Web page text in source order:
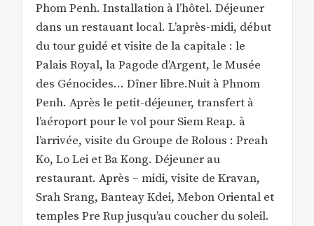
Phom Penh. Installation à l’hôtel. Déjeuner
dans un restauant local. L’après-midi, début
du tour guidé et visite de la capitale : le
Palais Royal, la Pagode d’Argent, le Musée
des Génocides… Dîner libre.Nuit à Phnom
Penh. Après le petit-déjeuner, transfert à
l’aéroport pour le vol pour Siem Reap. à
l’arrivée, visite du Groupe de Rolous : Preah
Ko, Lo Lei et Ba Kong. Déjeuner au
restaurant. Après – midi, visite de Kravan,
Srah Srang, Banteay Kdei, Mebon Oriental et
temples Pre Rup jusqu’au coucher du soleil.